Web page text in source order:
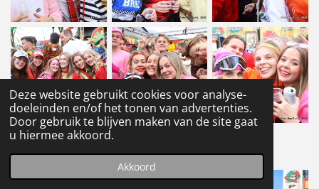
Deze website gebruikt cookies voor analyse-
doeleinden en/of het tonen van advertenties.
Door gebruik te blijven maken van de site gaat
u hiermee akkoord.
Akkoord